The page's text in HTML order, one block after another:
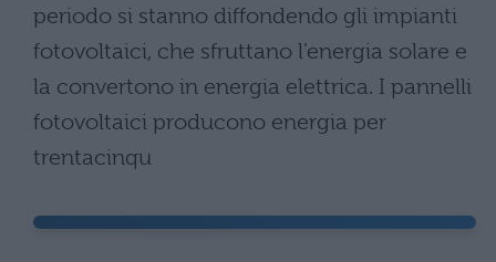
periodo si stanno diffondendo gli impianti
fotovoltaici, che sfruttano l’energia solare e
la convertono in energia elettrica. I pannelli
fotovoltaici producono energia per
trentacinqu